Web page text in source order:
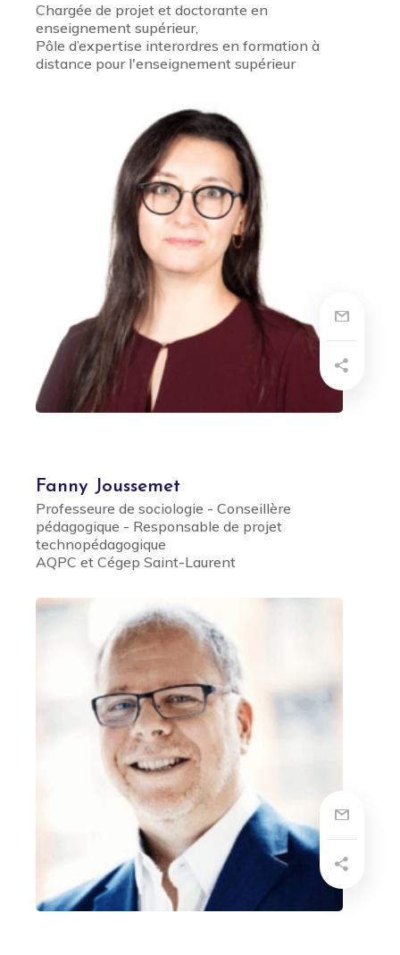
Chargée de projet et doctorante en
enseignement supérieur,
Pôle d’expertise interordres en formation à
distance pour l'enseignement supérieur
Fanny Joussemet
Professeure de sociologie - Conseillère
pédagogique - Responsable de projet
technopédagogique
AQPC et Cégep Saint-Laurent